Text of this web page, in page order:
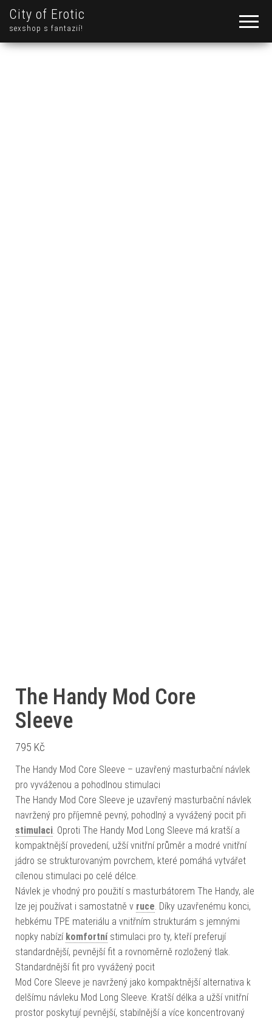
City of Erotic
sexshop s fantazií!
The Handy Mod Core
Sleeve
795 Kč
The Handy Mod Core Sleeve – uzavřený masturbační návlek
pro vyváženou a pohodlnou stimulaci
The Handy Mod Core Sleeve je uzavřený masturbační návlek
navržený pro příjemně pevný, pohodlný a vyvážený pocit při
stimulaci. Oproti The Handy Mod Long Sleeve má kratší a
kompaktnější provedení, užší vnitřní průměr a modré vnitřní
jádro se strukturovaným povrchem, které pomáhá vytvářet
cílenou stimulaci po celé délce.
Návlek je vhodný pro použití s masturbátorem The Handy, ale
lze jej používat i samostatně v ruce. Díky uzavřenému konci,
hebkému TPE materiálu a vnitřním strukturám s jemnými
nopky nabízí komfortnístimulaci pro ty, kteří preferují
standardnější, pevnější fit a rovnoměrně rozložený tlak.
Standardnější fit pro vyvážený pocit
Mod Core Sleeve je navržený jako kompaktnější alternativa k
delšímu návleku Mod Long Sleeve. Kratší délka a užší vnitřní
prostor poskytují pevnější, stabilnější a více koncentrovaný